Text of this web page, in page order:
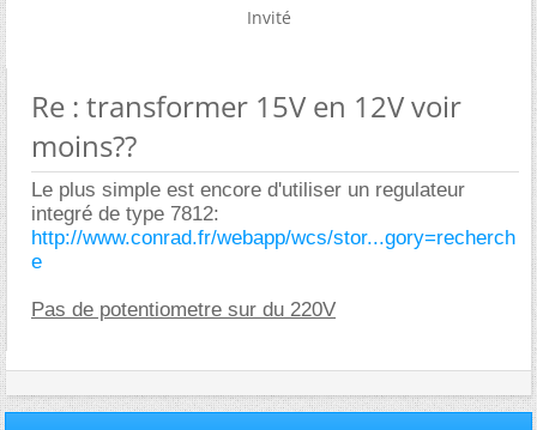
Invité
Re : transformer 15V en 12V voir
moins??
Le plus simple est encore d'utiliser un regulateur
integré de type 7812:
http://www.conrad.fr/webapp/wcs/stor...gory=recherch
e
Pas de potentiometre sur du 220V